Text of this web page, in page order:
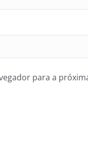
para a